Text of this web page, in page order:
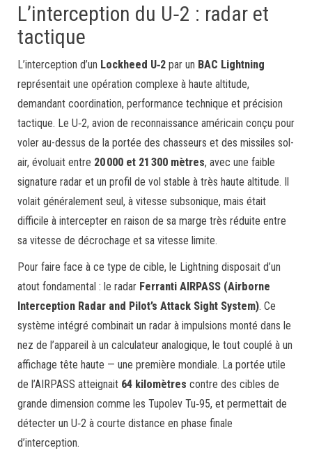
L’interception du U‑2 : radar et
tactique
L’interception d’un Lockheed U‑2 par un BAC Lightning
représentait une opération complexe à haute altitude,
demandant coordination, performance technique et précision
tactique. Le U‑2, avion de reconnaissance américain conçu pour
voler au-dessus de la portée des chasseurs et des missiles sol-
air, évoluait entre 20 000 et 21 300 mètres, avec une faible
signature radar et un profil de vol stable à très haute altitude. Il
volait généralement seul, à vitesse subsonique, mais était
difficile à intercepter en raison de sa marge très réduite entre
sa vitesse de décrochage et sa vitesse limite.
Pour faire face à ce type de cible, le Lightning disposait d’un
atout fondamental : le radar Ferranti AIRPASS (Airborne
Interception Radar and Pilot’s Attack Sight System). Ce
système intégré combinait un radar à impulsions monté dans le
nez de l’appareil à un calculateur analogique, le tout couplé à un
affichage tête haute — une première mondiale. La portée utile
de l’AIRPASS atteignait 64 kilomètres contre des cibles de
grande dimension comme les Tupolev Tu‑95, et permettait de
détecter un U‑2 à courte distance en phase finale
d’interception.